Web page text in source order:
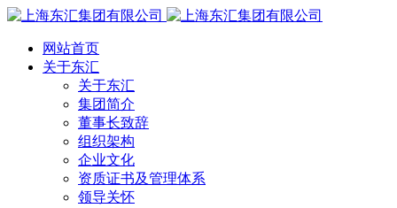
网站首页
关于东汇
关于东汇
集团简介
董事长致辞
组织架构
企业文化
资质证书及管理体系
领导关怀